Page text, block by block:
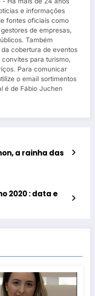
e informações
fontes oficiais como
de empresas,
Também
cobertura de eventos
para turismo,
Para comunicar
o email sortimentos
é de Fábio Juchen
a rainha das
2020 : data e